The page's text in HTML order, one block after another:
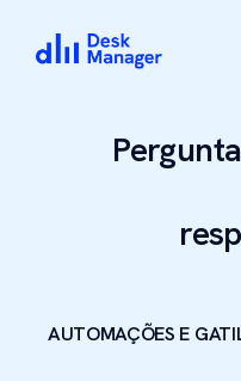
AUTOMAÇÕES E